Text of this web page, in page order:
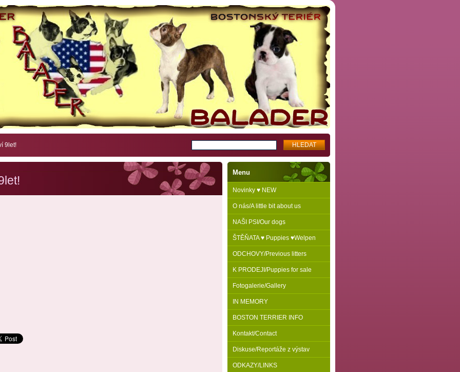
9let!
Menu
Novinky ♥ NEW
O nás/A little bit about us
NAŠI PSI/Our dogs
ŠTĚŇATA ♥ Puppies ♥Welpen
ODCHOVY/Previous litters
K PRODEJI/Puppies for sale
Fotogalerie/Gallery
IN MEMORY
BOSTON TERRIER INFO
Kontakt/Contact
Diskuse/Reportáže z výstav
ODKAZY/LINKS